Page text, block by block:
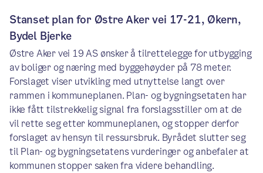
Stanset plan for Østre Aker vei 17-21, Økern,
Bydel Bjerke
Østre Aker vei 19 AS ønsker å tilrettelegge for utbygging
av boliger og næring med byggehøyder på 78 meter.
Forslaget viser utvikling med utnyttelse langt over
rammen i kommuneplanen. Plan- og bygningsetaten har
ikke fått tilstrekkelig signal fra forslagsstiller om at de
vil rette seg etter kommuneplanen, og stopper derfor
forslaget av hensyn til ressursbruk. Byrådet slutter seg
til Plan- og bygningsetatens vurderinger og anbefaler at
kommunen stopper saken fra videre behandling.